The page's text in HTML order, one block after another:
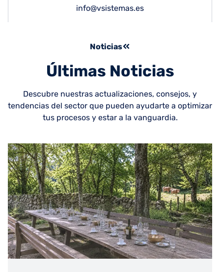
info@vsistemas.es
Noticias
Últimas Noticias
Descubre nuestras actualizaciones, consejos, y
tendencias del sector que pueden ayudarte a optimizar
tus procesos y estar a la vanguardia.